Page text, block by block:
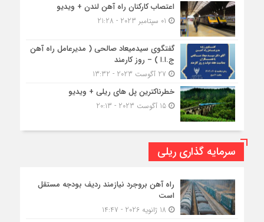
اعتصاب کارکنان راه آهن لندن + ویدیو
گفتگوی سیدمیعاد صالحی ( مدیرعامل راه آهن
ج.ا.ا ) – روز کارمند
خطرناکترین پل های ریلی + ویدیو
15 آگوست 2023 - 20:13
سرمایه گذاری ریلی
راه آهن بروجرد نیازمند ردیف بودجه مستقل
است